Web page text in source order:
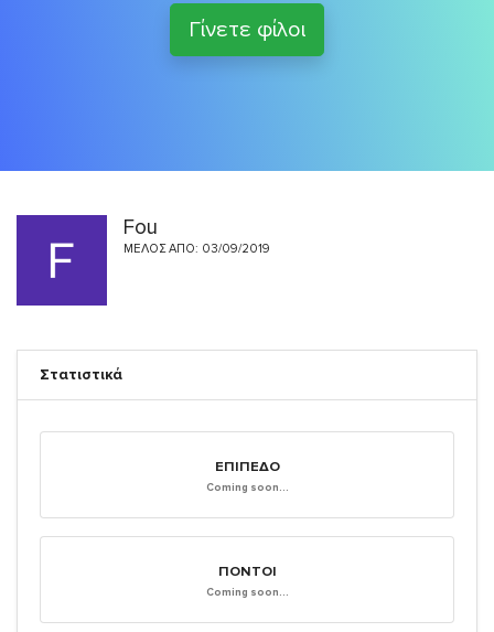
Γίνετε φίλοι
Fou
ΜΈΛΟΣ ΑΠΌ: 03/09/2019
Στατιστικά
ΕΠΊΠΕΔΟ
Coming soon...
ΠΌΝΤΟΙ
Coming soon...